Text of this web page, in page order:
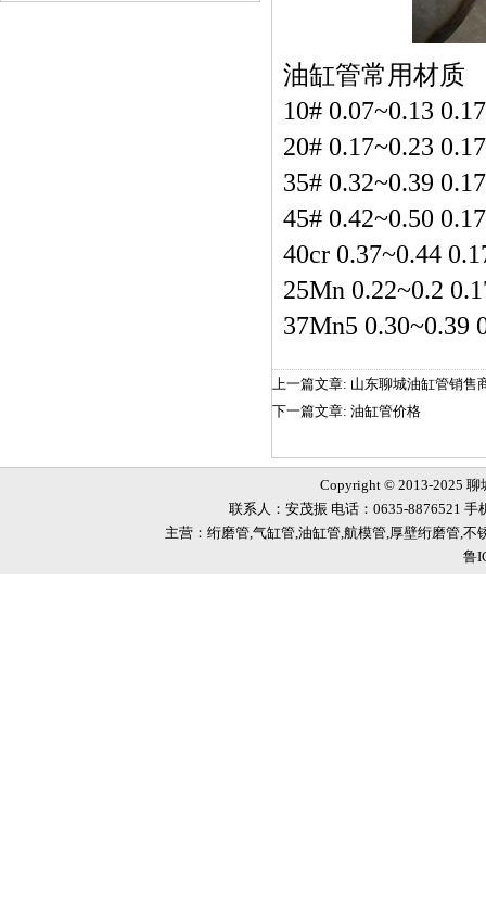
油缸管常用材质
10# 0.07~0.13
20# 0.17~0.23
35# 0.32~0.39
45# 0.42~0.50
40cr 0.37~0.44
25Mn 0.22~0.2
37Mn5 0.30~0.39
上一篇文章: 山东聊城油缸管销售
下一篇文章: 油缸管价格
Copyright © 2013-2025 聊
联系人：安茂振 电话：0635-8876521
主营：绗磨管,气缸管,油缸管,航模管,厚壁绗磨管,
鲁